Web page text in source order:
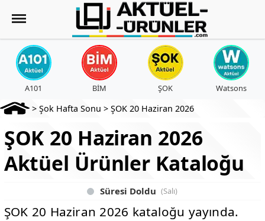
A101 BİM ŞOK Watsons
> Şok Hafta Sonu > ŞOK 20 Haziran 2026
ŞOK 20 Haziran 2026
Aktüel Ürünler Kataloğu
Süresi Doldu (Salı)
ŞOK 20 Haziran 2026 kataloğu yayında.